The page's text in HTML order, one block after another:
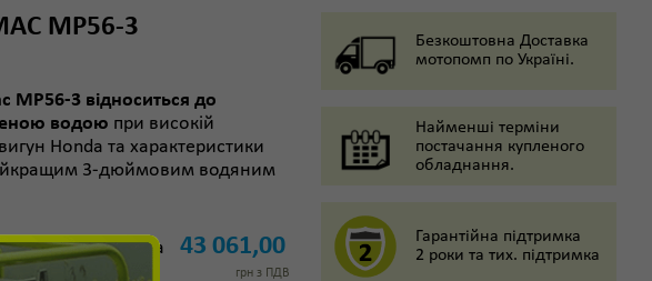
MP56-3
3 відноситься до
водою при високій
Honda та характеристики
3-дюймовим водяним
Ціна 43 061,00
грн з ПДВ
Безкоштовна Доставка
мотопомп по Україні.
Найменші терміни
постачання купленого
обладнання.
Гарантійна підтримка
2 роки та тих. підтримка